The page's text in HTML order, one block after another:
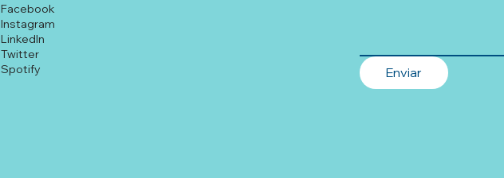
Facebook
Instagram
LinkedIn
Twitter
Spotify
Enviar